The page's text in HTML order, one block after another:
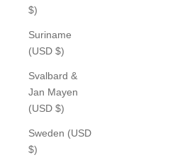
$)
Suriname
(USD $)
Svalbard &
Jan Mayen
(USD $)
Sweden (USD
$)